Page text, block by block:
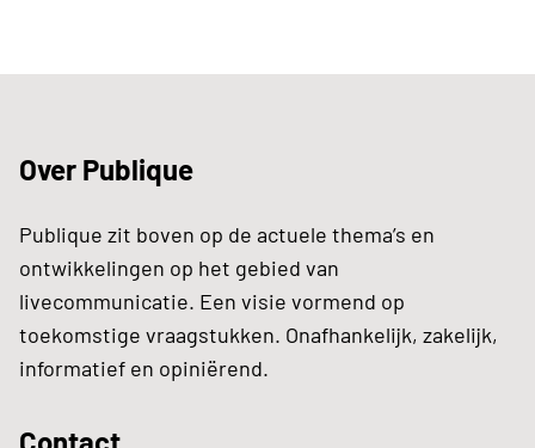
Over Publique
Publique zit boven op de actuele thema’s en
ontwikkelingen op het gebied van
livecommunicatie. Een visie vormend op
toekomstige vraagstukken. Onafhankelijk, zakelijk,
informatief en opiniërend.